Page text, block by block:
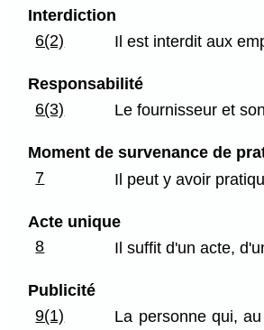
Interdiction
6(2)
Il est interdit aux
Responsabilité
6(3)
Le fournisseur et
Moment de survenance de
7
Il peut y avoir
Acte unique
8
Il suffit d'un acte,
Publicité
9(1)
La personne qui,